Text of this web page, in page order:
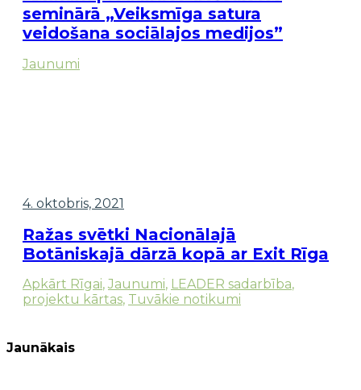
seminārā „Veiksmīga satura
veidošana sociālajos medijos”
Jaunumi
4. oktobris, 2021
Ražas svētki Nacionālajā
Botāniskajā dārzā kopā ar Exit Rīga
Apkārt Rīgai, Jaunumi, LEADER sadarbība,
projektu kārtas, Tuvākie notikumi
Jaunākais